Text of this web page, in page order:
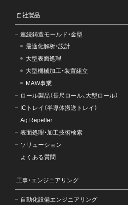
自社製品
連続鋳造モールド・金型
最適化解析・設計
大型表面処理
大型機械加工・装置組立
MAW事業
ロール製品（長尺ロール、大型ロール）
ICトレイ（半導体搬送トレイ）
Ag Repeller
表面処理・加工技術検索
ソリューション
よくある質問
工事・エンジニアリング
自動化設備エンジニアリング